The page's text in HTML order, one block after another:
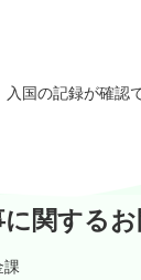
国の記録が確認
に関する
課